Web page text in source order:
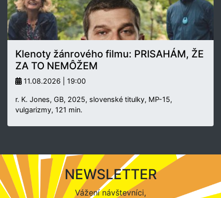
Klenoty žánrového filmu: PRISAHÁM, ŽE
ZA TO NEMÔŽEM
11.08.2026 | 19:00
r. K. Jones, GB, 2025, slovenské titulky, MP-15,
vulgarizmy, 121 min.
NEWSLETTER
Vážení návštevníci,